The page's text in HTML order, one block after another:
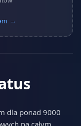
→
dla ponad 9000